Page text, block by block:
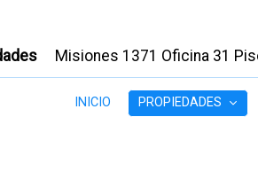
Misiones 1371 Oficina 31
INICIO PROPIEDADES